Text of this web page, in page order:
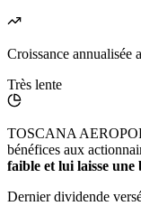
Croissance annualisée
Très lente
TOSCANA
bénéfices aux
faible et lui laisse
Dernier dividende